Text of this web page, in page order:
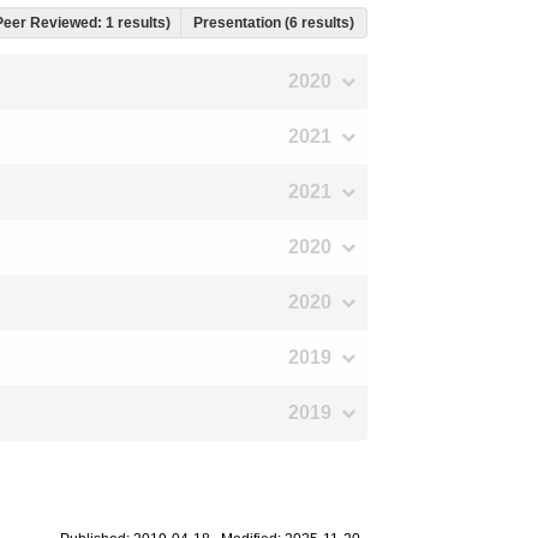
Reviewed: 1 results) Presentation (6 results)
2020
2021
2021
2020
2020
2019
2019